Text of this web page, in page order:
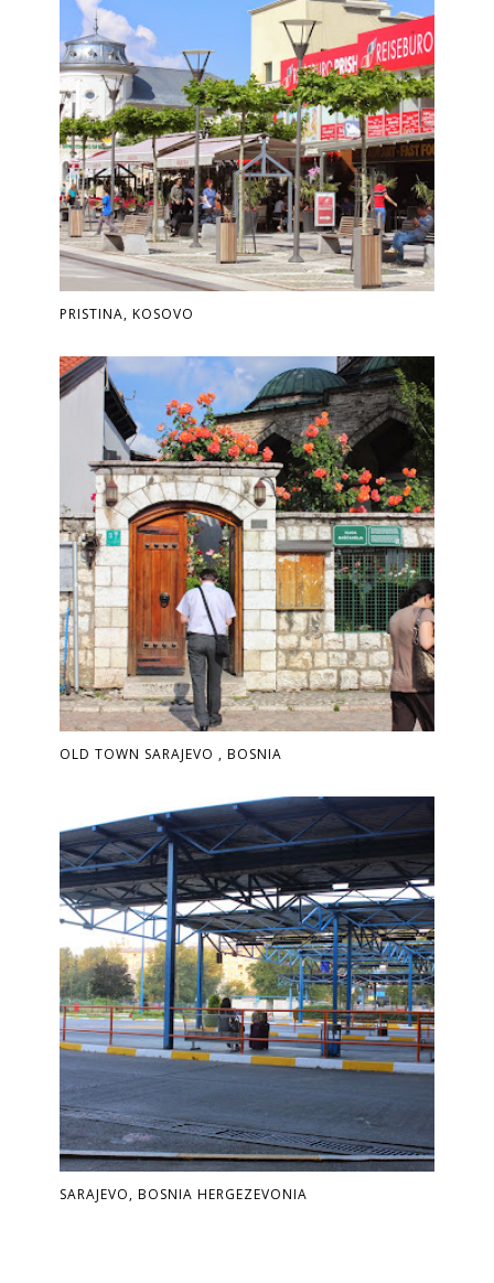
PRISTINA, KOSOVO
OLD TOWN SARAJEVO , BOSNIA
SARAJEVO, BOSNIA HERGEZEVONIA